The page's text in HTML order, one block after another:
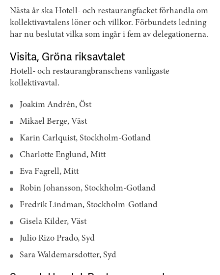
Nästa år ska Hotell- och restaurangfacket förhandla om
kollektivavtalens löner och villkor. Förbundets ledning
har nu beslutat vilka som ingår i fem av delegationerna.
Visita, Gröna riksavtalet
Hotell- och restaurangbranschens vanligaste
kollektivavtal.
Joakim Andrén, Öst
Mikael Berge, Väst
Karin Carlquist, Stockholm-Gotland
Charlotte Englund, Mitt
Eva Fagrell, Mitt
Robin Johansson, Stockholm-Gotland
Fredrik Lindman, Stockholm-Gotland
Gisela Kilder, Väst
Julio Rizo Prado, Syd
Sara Waldemarsdotter, Syd